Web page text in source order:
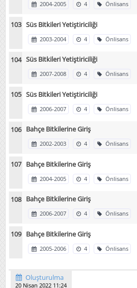
2004-2005 4 Önlisans
Süs Bitkileri Yetiştiriciliği
2003-2004 4 Önlisans
Süs Bitkileri Yetiştiriciliği
2007-2008 4 Önlisans
Süs Bitkileri Yetiştiriciliği
2006-2007 4 Önlisans
Bahçe Bitkilerine Giriş
2002-2003 4 Önlisans
Bahçe Bitkilerine Giriş
2004-2005 4 Önlisans
Bahçe Bitkilerine Giriş
2006-2007 4 Önlisans
Bahçe Bitkilerine Giriş
2005-2006 4 Önlisans
Oluşturulma
20 Nisan 2022 11:24